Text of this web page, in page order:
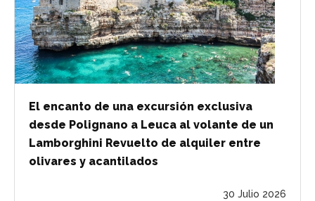
El encanto de una excursión exclusiva
desde Polignano a Leuca al volante de un
Lamborghini Revuelto de alquiler entre
olivares y acantilados
30 Julio 2026